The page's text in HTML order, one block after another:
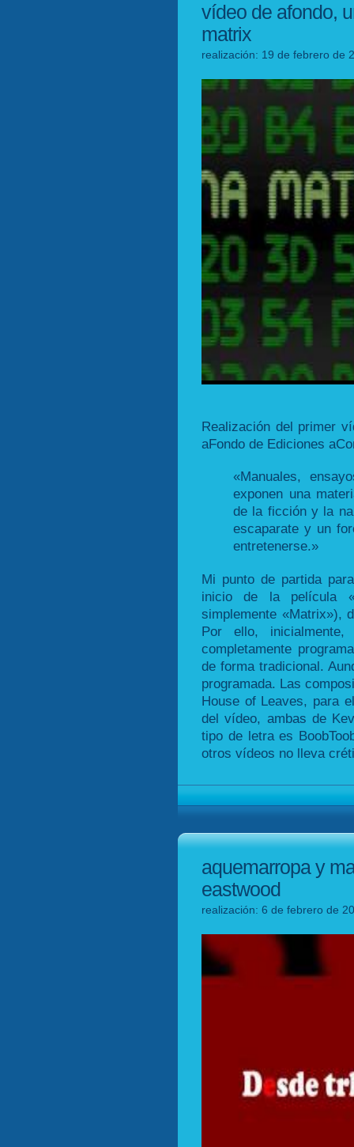
vídeo de afondo,
matrix
realización: 19 de febrero de
Realización del primer
aFondo de Ediciones
«Manuales,
exponen una
de la ficción y la
escaparate y un
entretenerse.»
Mi punto de partida
inicio de la película
simplemente «Matrix»),
Por ello,
completamente
de forma tradicional.
programada. Las
House of Leaves, para
del vídeo, ambas de
tipo de letra es
otros vídeos no lleva
aquemarropa y
eastwood
realización: 6 de febrero de